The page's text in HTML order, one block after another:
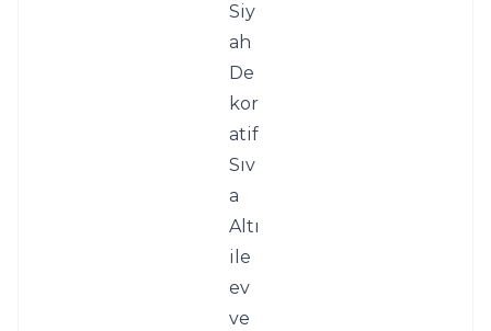
Siy
ah
De
kor
atif
Sıv
a
Altı
ile
ev
ve